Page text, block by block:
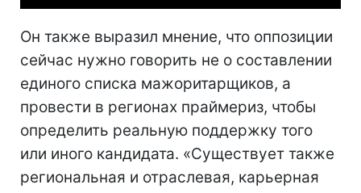
Он также выразил мнение, что оппозиции
сейчас нужно говорить не о составлении
единого списка мажоритарщиков, а
провести в регионах праймериз, чтобы
определить реальную поддержку того
или иного кандидата. «Существует также
региональная и отраслевая, карьерная